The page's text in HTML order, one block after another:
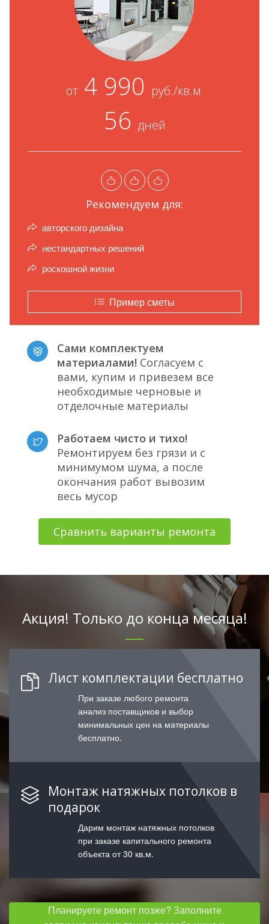
от4 990 руб./кв.м.
56 дней
Рекомендуем для:
авторского дизайна
нестандартных решений
роскошной жизни
Пример сметы
Сами комплектуем
материалами! Согласуем с
вами, купим и привезем все
необходимые черновые и
отделочные материалы
Работаем чисто и тихо!
Ремонтируем без грязи и с
минимумом шума, а после
окончания работ вывозим
весь мусор
Сравнить варианты ремонта
Акция! Только до конца месяца!
Лист комплектации бесплатно
При заказе любого ремонта
анализ поставщиков и выбор
минимальных цен на материалы
бесплатно.
Монтаж натяжных потолков в
подарок
Дарим монтаж натяжных потолков
при заказе капитального ремонта
объекта от 30 кв.м.
Планируете ремонт позже? Заполните